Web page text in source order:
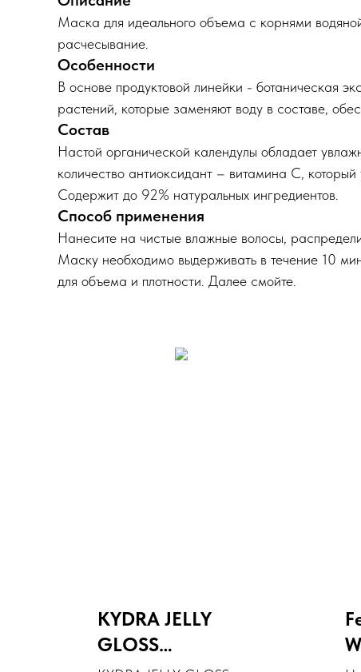
Маска для идеального объема с корнями
расчесывание.
Особенности
В основе продуктовой линейки - ботаническая
растений, которые заменяют воду в составе,
Состав
Настой органической календулы обладает
количество антиоксидант – витамина С, который
Содержит до 92% натуральных ингредиентов.
Способ применения
Нанесите на чистые влажные волосы,
Маску необходимо выдерживать в течение 10
для объема и плотности. Далее смойте.
KYDRA JELLY
GLOSS